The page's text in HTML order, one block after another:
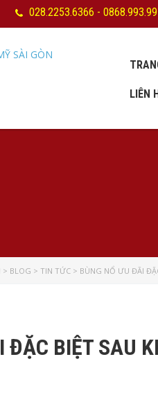
028.2253.6366 -
LIÊN
> BLOG > TIN TỨC > BÙNG NỔ ƯU ĐÃI
ĐẶC BIỆT SAU